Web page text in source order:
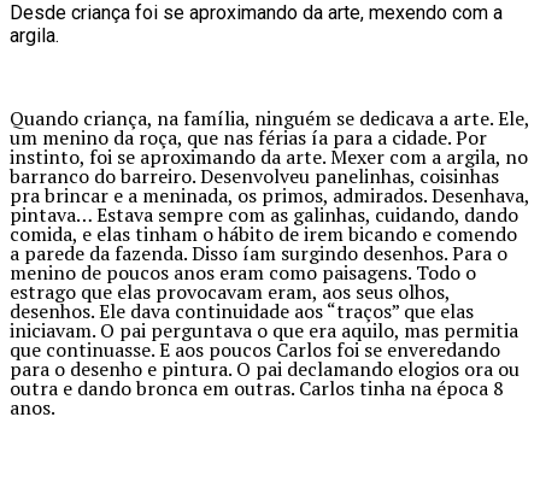
Desde criança foi se aproximando da arte, mexendo com a
argila.
Quando criança, na família, ninguém se dedicava a arte. Ele,
um menino da roça, que nas férias ía para a cidade. Por
instinto, foi se aproximando da arte. Mexer com a argila, no
barranco do barreiro. Desenvolveu panelinhas, coisinhas
pra brincar e a meninada, os primos, admirados. Desenhava,
pintava… Estava sempre com as galinhas, cuidando, dando
comida, e elas tinham o hábito de irem bicando e comendo
a parede da fazenda. Disso íam surgindo desenhos. Para o
menino de poucos anos eram como paisagens. Todo o
estrago que elas provocavam eram, aos seus olhos,
desenhos. Ele dava continuidade aos “traços” que elas
iniciavam. O pai perguntava o que era aquilo, mas permitia
que continuasse. E aos poucos Carlos foi se enveredando
para o desenho e pintura. O pai declamando elogios ora ou
outra e dando bronca em outras. Carlos tinha na época 8
anos.